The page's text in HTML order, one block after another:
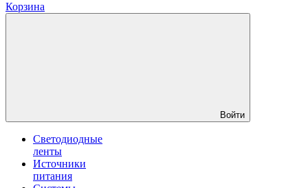
Корзина
Войти
Светодиодные
ленты
Источники
питания